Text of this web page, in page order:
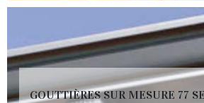
GOUTTIÈRES SUR MESURE 77